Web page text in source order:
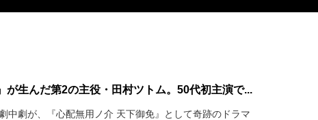
が生んだ第2の主役・田村ツトム。50代初主演で...
中劇が、『心配無用ノ介 天下御免』として奇跡のドラマ